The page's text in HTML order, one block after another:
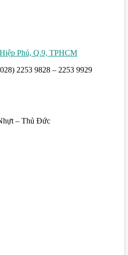
Phú, Q.9, TPHCM
2253 9828 – 2253 9929
– Thủ Đức